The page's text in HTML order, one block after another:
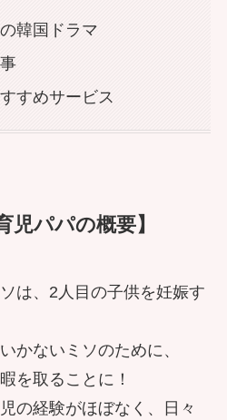
韓国ドラマ
すめサービス
児パパの概要】
は、2人目の子供を妊娠す
かないミソのために、
を取ることに！
の経験がほぼなく、日々